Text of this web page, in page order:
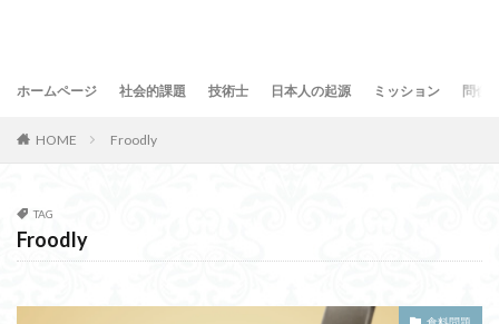
ホームページ 社会的課題 技術士 日本人の起源 ミッション 問合
HOME Froodly
TAG
Froodly
食料問題